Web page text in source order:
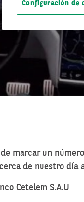
marcar un
de nuestro día
Cetelem S.A.U
Configuración de